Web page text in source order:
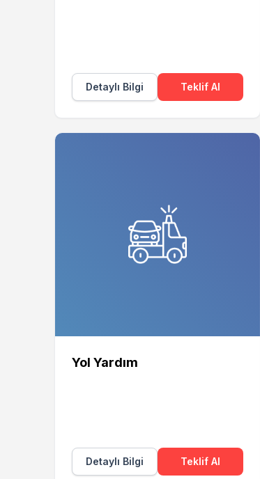
Detaylı Bilgi Teklif Al
Yol Yardım
Detaylı Bilgi Teklif Al